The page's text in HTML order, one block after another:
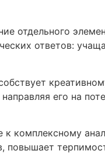
отдельного
ответов:
его на
комплексному